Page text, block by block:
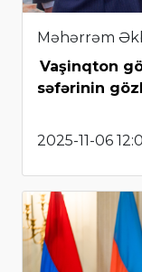
Məhərrəm
Vaşinqton
səfərinin
2025-11-06